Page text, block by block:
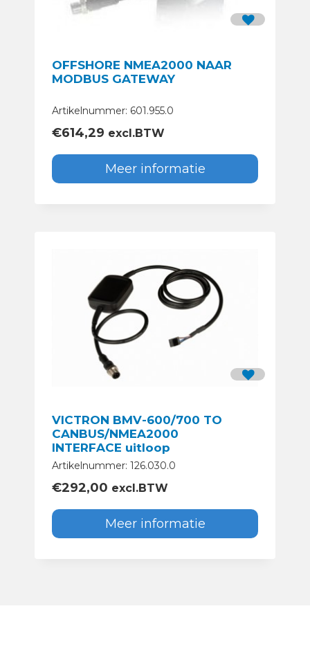
OFFSHORE NMEA2000 NAAR
MODBUS GATEWAY
Artikelnummer: 601.955.0
€614,29 excl.BTW
Meer informatie
VICTRON BMV-600/700 TO
CANBUS/NMEA2000
INTERFACE uitloop
Artikelnummer: 126.030.0
€292,00 excl.BTW
Meer informatie